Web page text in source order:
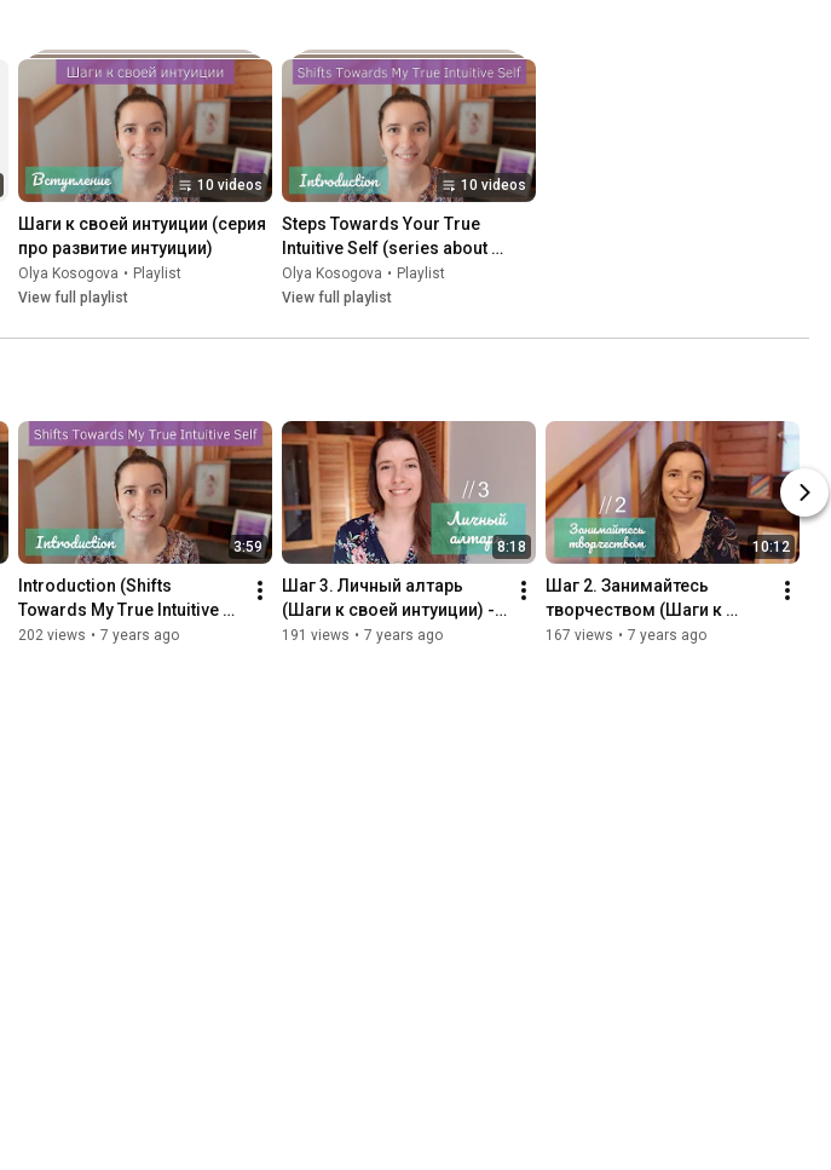
10 videos
Шаги к своей интуиции (серия
про развитие интуиции)
Olya Kosogova • Playlist
View full playlist
10 videos
Steps Towards Your True
Intuitive Self (series about
intuition development)
Olya Kosogova • Playlist
View full playlist
3:59
Introduction (Shifts
Towards My True Intuitive
Self) - develop your intuition
202 views • 7 years ago
8:18
Шаг 3. Личный алтарь
(Шаги к своей интуиции) -
развитие интуиции
191 views • 7 years ago
10:12
Шаг 2. Занимайтесь
творчеством (Шаги к
своей интуиции) - развитие
167 views • 7 years ago